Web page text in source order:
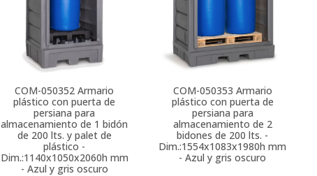
COM-050352 Armario
plástico con puerta de
persiana para
almacenamiento de 1 bidón
de 200 lts. y palet de
plástico -
Dim.:1140x1050x2060h mm
- Azul y gris oscuro
COM-050353 Armario
plástico con puerta de
persiana para
almacenamiento de 2
bidones de 200 lts. -
Dim.:1554x1083x1980h mm
- Azul y gris oscuro